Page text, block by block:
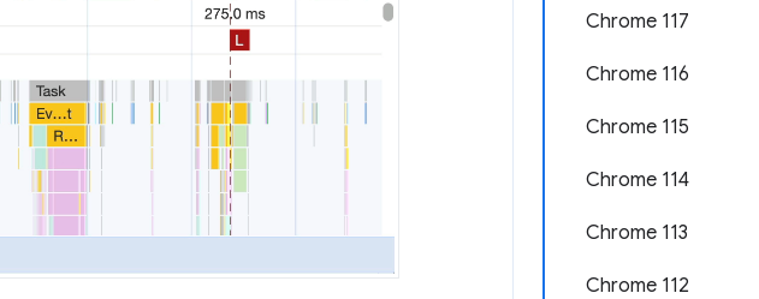
Chrome 117
Chrome 116
Chrome 115
Chrome 114
Chrome 113
Chrome 112